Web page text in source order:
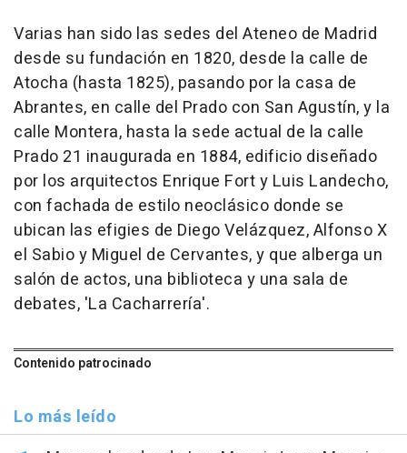
Varias han sido las sedes del Ateneo de Madrid
desde su fundación en 1820, desde la calle de
Atocha (hasta 1825), pasando por la casa de
Abrantes, en calle del Prado con San Agustín, y la
calle Montera, hasta la sede actual de la calle
Prado 21 inaugurada en 1884, edificio diseñado
por los arquitectos Enrique Fort y Luis Landecho,
con fachada de estilo neoclásico donde se
ubican las efigies de Diego Velázquez, Alfonso X
el Sabio y Miguel de Cervantes, y que alberga un
salón de actos, una biblioteca y una sala de
debates, 'La Cacharrería'.
Contenido patrocinado
Lo más leído